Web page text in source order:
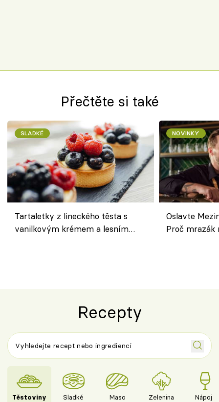
Přečtěte si také
SLADKÉ
Tartaletky z lineckého těsta s
vanilkovým krémem a lesním
NOVINKY
Oslavte
Proč
Recepty
Těstoviny Sladké Maso Zelenina Nápoje